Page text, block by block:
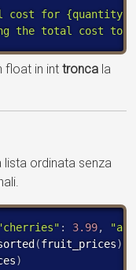
cost for {quantity}
the total cost to
float in int tronca la
lista ordinata senza
: 3.99,
(fruit_prices)
)